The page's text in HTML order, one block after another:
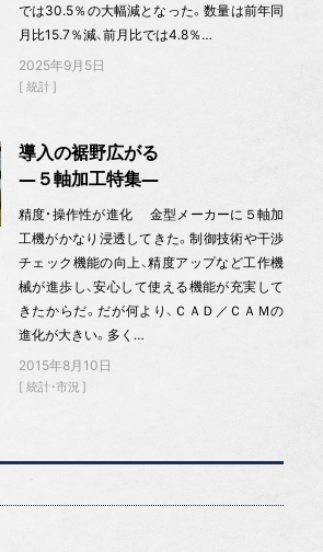
では30.5％の大幅減となった。数量は前年同
月比15.7％減、前月比では4.8％…
2025年9月5日
統計
導入の裾野広がる
―５軸加工特集―
精度・操作性が進化 金型メーカーに５軸加
工機がかなり浸透してきた。制御技術や干渉
チェック機能の向上、精度アップなど工作機
械が進歩し、安心して使える機能が充実して
きたからだ。だが何より、ＣＡＤ／ＣＡＭの
進化が大きい。多く…
2015年8月10日
統計・市況